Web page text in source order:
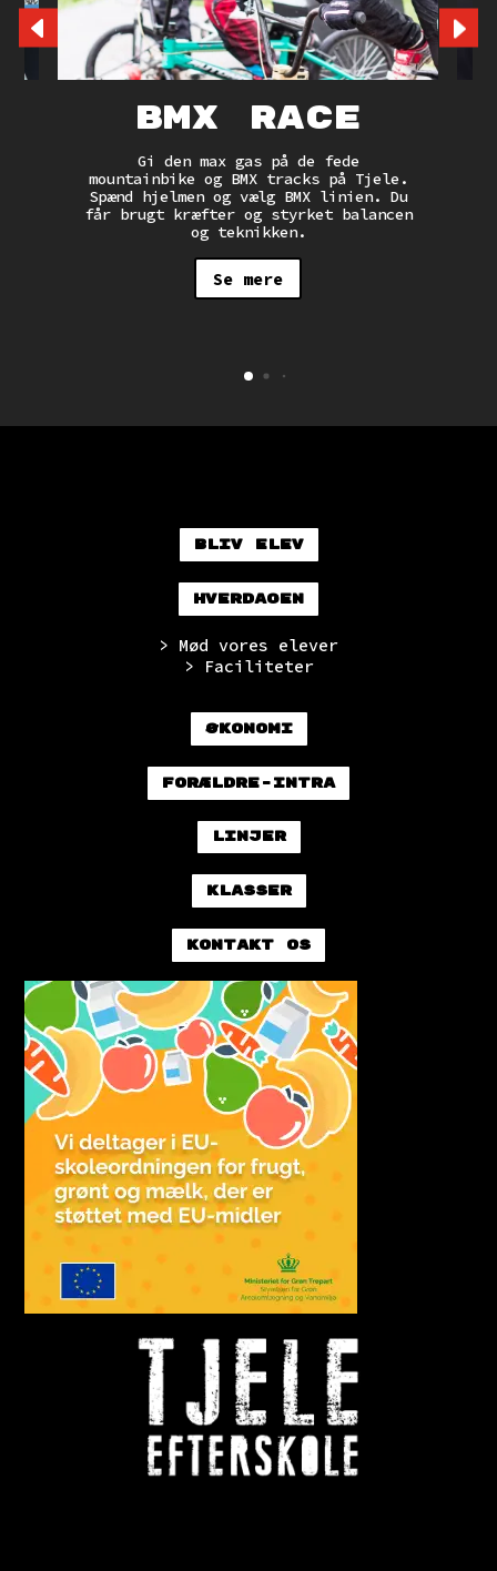
BMX Race
Gi den max gas på de fede
mountainbike og BMX tracks på Tjele.
Spænd hjelmen og vælg BMX linien. Du
får brugt kræfter og styrket balancen
og teknikken.
Se mere
Bliv elev
Hverdagen
> Mød vores elever
> Faciliteter
Økonomi
Forældre-intra
Linjer
Klasser
Kontakt os